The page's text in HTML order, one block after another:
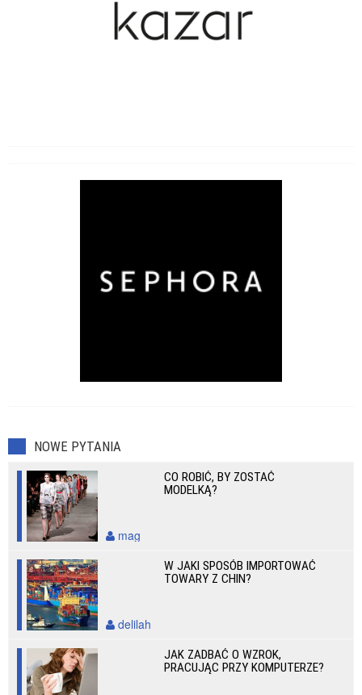
NOWE PYTANIA
CO ROBIĆ, BY ZOSTAĆ
MODELKĄ?
mag
W JAKI SPOSÓB IMPORTOWAĆ
TOWARY Z CHIN?
delilah
JAK ZADBAĆ O WZROK,
PRACUJĄC PRZY KOMPUTERZE?